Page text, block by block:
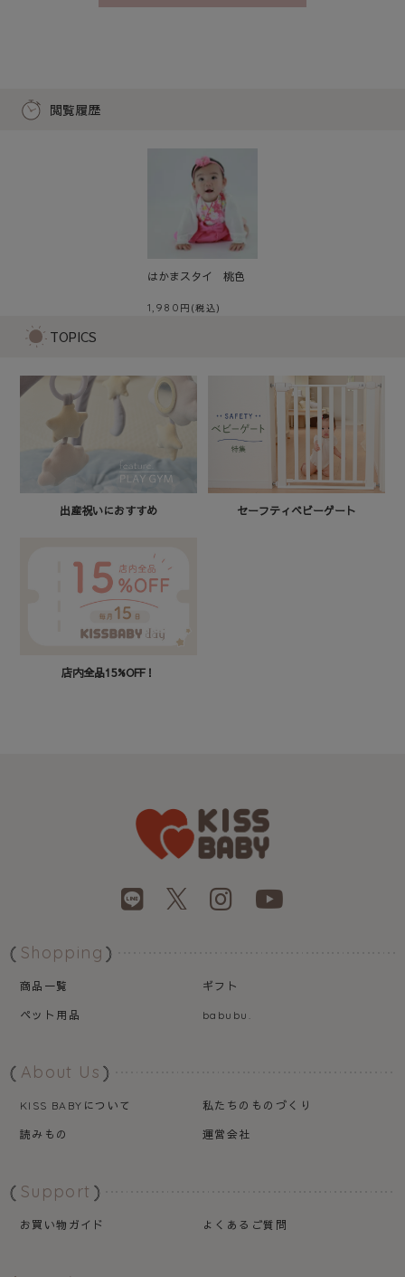
閲覧履歴
はかまスタイ 桃色
1,980
TOPICS
出産祝いにおすすめ セーフティベビーゲート
店内全品15%OFF！
Shopping
商品一覧
ギフト
ペット用品
babubu.
About Us
KISS BABY について
私たちのものづくり
読みもの
運営会社
Support
お買い物ガイド よくあるご質問